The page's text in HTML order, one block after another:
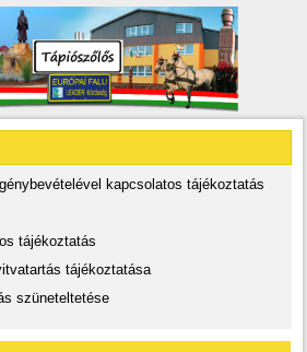
kapcsolatos tájékoztatás
tájékoztatás
tájékoztatása
szüneteltetése